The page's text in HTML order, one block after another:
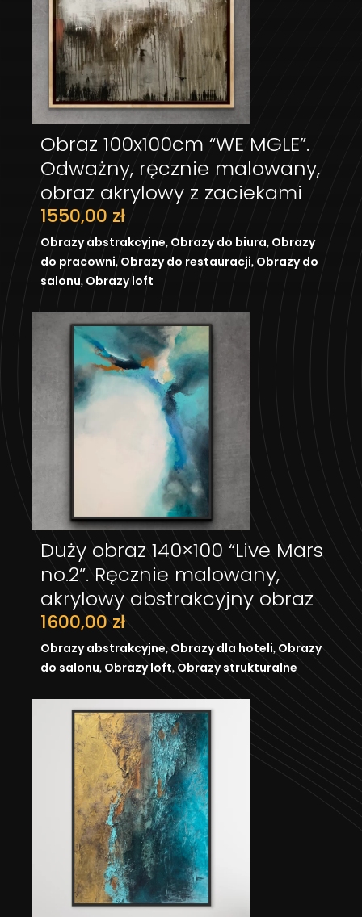
Obraz 100x100cm “WE MGLE”.
Odważny, ręcznie malowany,
obraz akrylowy z zaciekami
1550,00 zł
Obrazy abstrakcyjne Obrazy do biura Obrazy
do pracowni Obrazy do restauracji Obrazy do
salonu Obrazy loft
DODAJ DO KOSZYKA
Duży obraz 140×100 “Live Mars
no.2”. Ręcznie malowany,
akrylowy abstrakcyjny obraz
1600,00 zł
Obrazy abstrakcyjne Obrazy dla hoteli Obrazy
do salonu Obrazy loft Obrazy strukturalne
DODAJ DO KOSZYKA